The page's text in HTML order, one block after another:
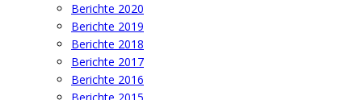
Berichte 2020
Berichte 2019
Berichte 2018
Berichte 2017
Berichte 2016